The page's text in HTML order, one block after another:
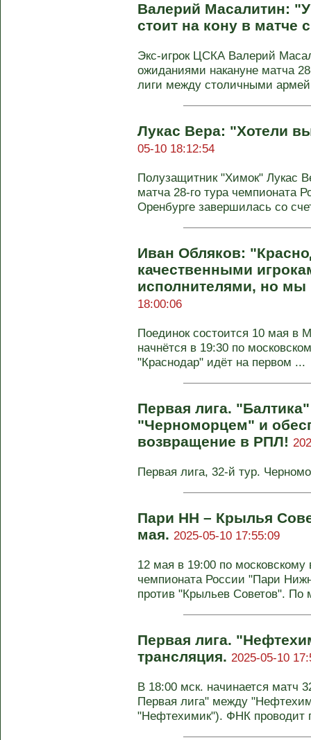
Валерий Масалитин:
стоит на кону в матче
Экс-игрок ЦСКА Валерий
ожиданиями накануне матча
лиги между столичными
Лукас Вера: "Хотели
05-10 18:12:54
Полузащитник "Химок" Лукас
матча 28-го тура чемпионата
Оренбурге завершилась со
Иван Обляков:
качественными
исполнителями, но мы
18:00:06
Поединок состоится 10 мая в
начнётся в 19:30 по
"Краснодар" идёт на первом ...
Первая лига.
"Черноморцем" и
возвращение в РПЛ!
Первая лига, 32-й тур.
Пари НН – Крылья
мая. 2025-05-10 17:55:09
12 мая в 19:00 по московскому
чемпионата России "Пари
против "Крыльев Советов". По
Первая лига.
трансляция. 2025-05-10
В 18:00 мск. начинается матч
Первая лига" между
"Нефтехимик"). ФНК проводит